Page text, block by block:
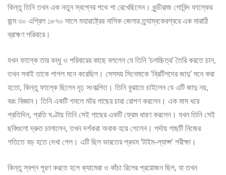
কিন্তু তিনি তখন এক নতুন স্বপ্নের পথে পা রেখেছিলেন। ধুন্ডীরাজ গোবিন্দ ফাল্কের
জন্ম ৩০ এপ্রিল ১৮৭০ সালে মহারাষ্ট্রের নাসিক জেলার ত্র্যাম্বকেরশ্বরে এক মারাঠি
ব্রাহ্মণ পরিবারে।
যখন ফাল্কে তার বন্ধু ও পরিবারের কাছে বললেন যে তিনি ‘চলচ্চিত্র’ তৈরি করতে চান,
তখন সবাই তাকে পাগল মনে করেছিল। সেসময় সিনেমাকে ‘ব্রিটিশদের জাদু’ মনে করা
হতো, কিন্তু ফাল্কে ছিলেন দৃঢ় সংকল্পিত। তিনি বুঝাতে চাইলেন যে এটি জাদু নয়,
বরং বিজ্ঞান। তিনি একটি গমলে মটর গাছের চারা রোপণ করলেন। এক মাস ধরে
প্রতিদিন, প্রতি ঘণ্টায় তিনি সেই গাছের একটি ফ্রেম ধারণ করলেন। যখন তিনি সেই
ছবিগুলো দ্রুত চালালেন, তখন দর্শকরা অবাক হয়ে গেলেন। পর্দায় গাছটি নিজের
গতিতে বড় হতে দেখা গেল। এটি ছিল ভারতের প্রথম ‘টাইম-ল্যাপ্স’ পরীক্ষা।
কিন্তু স্বপ্ন পূরণ করতে হলে ক্যামেরা ও কাঁচা রিলের প্রয়োজন ছিল, যা তখন